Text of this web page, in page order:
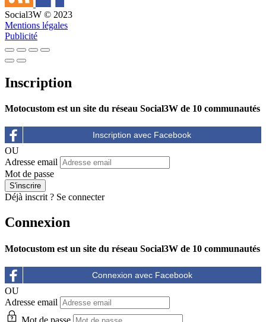
Social3W © 2023
Mentions légales
Publicité
Inscription
Motocustom est un site du réseau Social3W de 10 communautés
OU
Adresse email
Mot de passe
Déjà inscrit ? Se connecter
Connexion
Motocustom est un site du réseau Social3W de 10 communautés
OU
Adresse email
Mot de passe